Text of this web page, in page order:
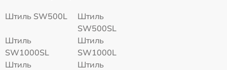
Штиль SW500L
Штиль
SW500SL
Штиль
SW1000SL
Штиль
SW1000L
Штиль
Штиль